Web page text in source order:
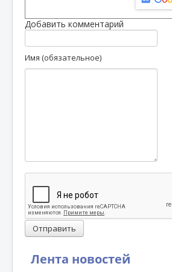
Лента новостей
Добавить комментарий
Имя (обязательное)
Отправить